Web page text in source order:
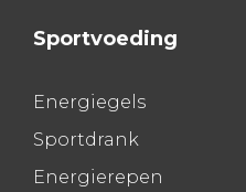
Sportvoeding
Energiegels
Sportdrank
Energierepen